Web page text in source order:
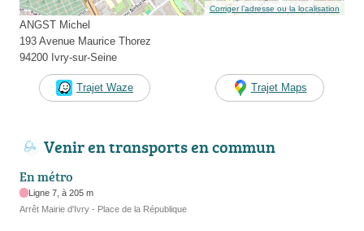
Corriger l’adresse ou la localisation
ANGST Michel
193 Avenue Maurice Thorez
94200 Ivry-sur-Seine
Trajet Waze Trajet Maps
Venir en transports en commun
En métro
Ligne 7, à 205 m
Arrêt Mairie d'Ivry - Place de la République